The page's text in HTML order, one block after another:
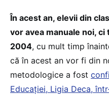
În acest an, elevii din
vor avea manuale noi,
2004, cu mult timp
că în acest an vor fi din
metodologice a fost
Educației, Ligia Deca,